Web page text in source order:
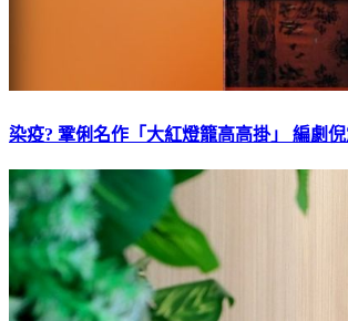
染疫? 鞏俐名作「大紅燈籠高高掛」 編劇